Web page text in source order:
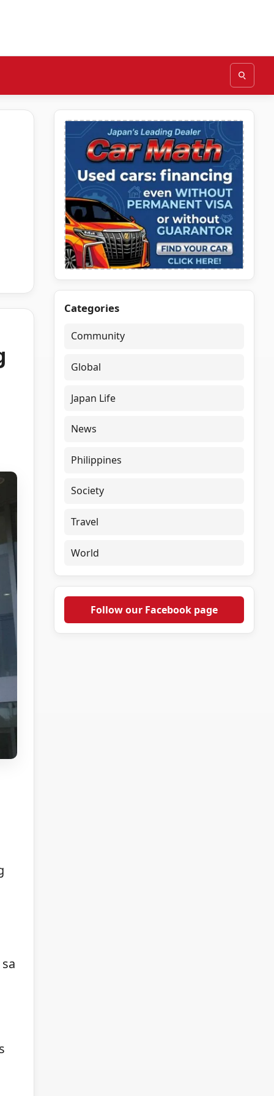
Categories
Community
Global
Japan Life
News
Philippines
Society
Travel
World
Follow our Facebook page